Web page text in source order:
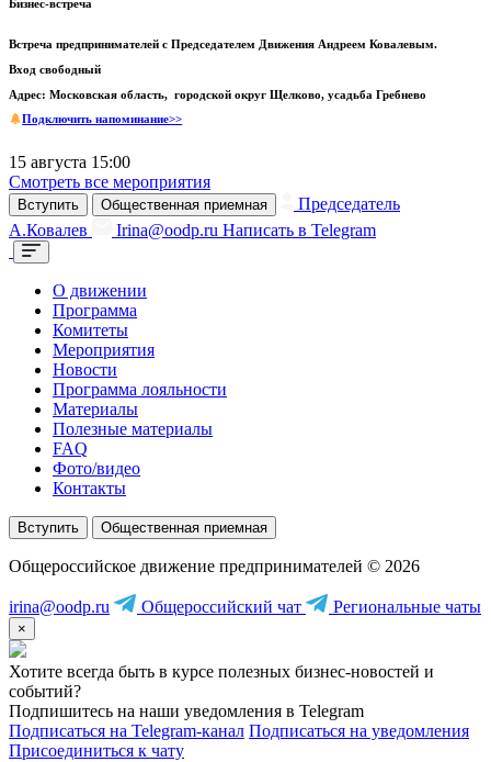
Бизнес-встреча
Встреча предпринимателей с Председателем Движения Андреем Ковалевым.
Вход свободный
Адрес: Московская область, городской округ Щелково, усадьба Гребнево
Подключить напоминание>>
15 августа 15:00
Смотреть все мероприятия
Вступить Общественная приемная
Председатель
А.Ковалев
Irina@oodp.ru Написать в Telegram
О движении
Программа
Комитеты
Мероприятия
Новости
Программа лояльности
Материалы
Полезные материалы
FAQ
Фото/видео
Контакты
Вступить Общественная приемная
Общероссийское движение предпринимателей © 2026
irina@oodp.ru Общероссийский чат Региональные чаты
×
Хотите всегда быть в курсе полезных бизнес-новостей и
событий?
Подпишитесь на наши уведомления в Telegram
Подписаться на Telegram-канал Подписаться на уведомления
Присоединиться к чату